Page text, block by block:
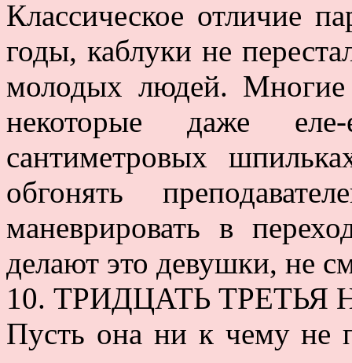
Классическое отличие
годы, каблуки не
молодых людей.
некоторые даже
сантиметровых
обгонять
маневрировать в
делают это девушки, не
10. ТРИДЦАТЬ
Пусть она ни к чему не